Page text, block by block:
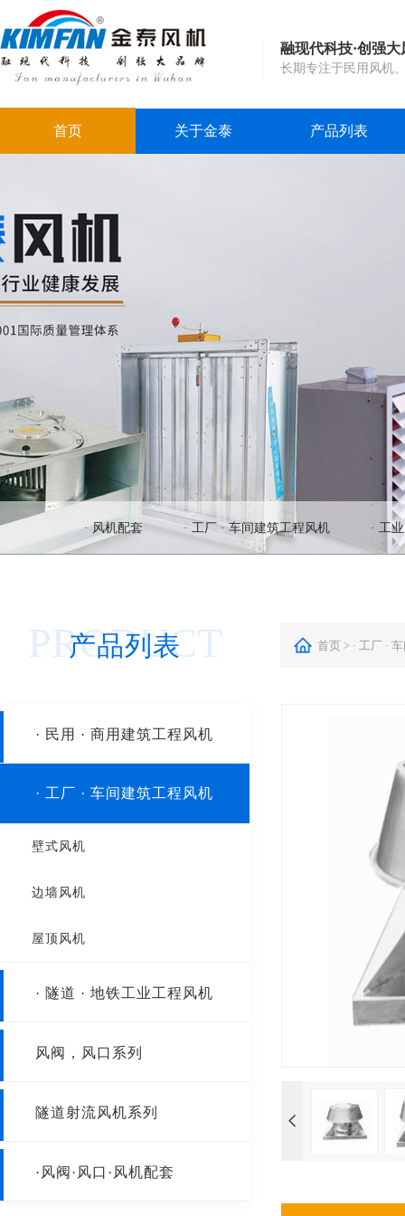
融现代科技·创强
长期专注于民用风机
首页 关于金泰 产品列表
· 风机配套 · 工厂 · 车间建筑工程风机 · 工
PRODUCT
产品列表 首页 > · 工厂 ·
· 民用 · 商用建筑工程风机
HTFC系列离心式消防排烟风机
防爆轴流风机
· 工厂 · 车间建筑工程风机
壁式风机
边墙风机
屋顶风机
· 隧道 · 地铁工业工程风机
隧道射流风机
风阀，风口系列
阀门
隧道射流风机系列
·风阀·风口·风机配套